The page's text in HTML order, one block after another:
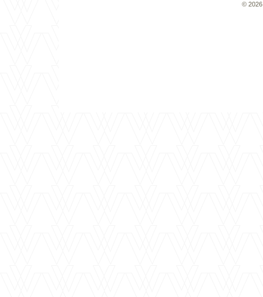
©